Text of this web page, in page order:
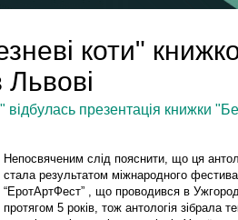
коти"
відбулась презентація книжки
Непосвяченим слід пояснити, що ця
стала результатом міжнародного
“ЕротАртФест” , що проводився в
протягом 5 років, тож антологія зібрала